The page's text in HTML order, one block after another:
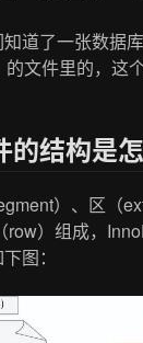
道了一张数据
的文件里的，这
结构是
）、区（
row）组成，
图：